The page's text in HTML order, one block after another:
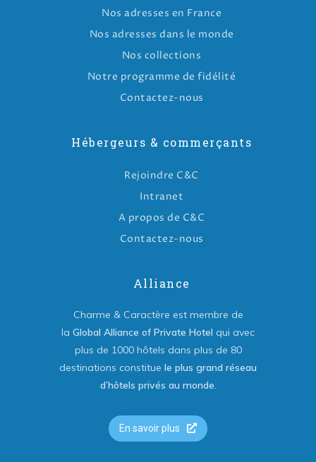
Nos adresses en France
Nos adresses dans le monde
Nos collections
Notre programme de fidélité
Contactez-nous
Hébergeurs & commerçants
Rejoindre C&C
Intranet
A propos de C&C
Contactez-nous
Alliance
Charme & Caractère est membre de
la Global Alliance of Private Hotel qui avec
plus de 1000 hôtels dans plus de 80
destinations constitue le plus grand réseau
d’hôtels privés au monde.
En savoir plus